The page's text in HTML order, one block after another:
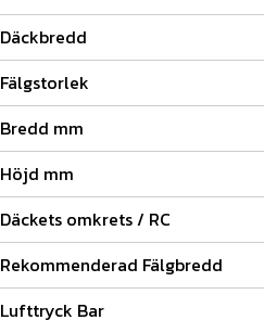
Däckbredd
Fälgstorlek
Bredd mm
Höjd mm
Däckets omkrets / RC
Rekommenderad Fälgbredd
Lufttryck Bar